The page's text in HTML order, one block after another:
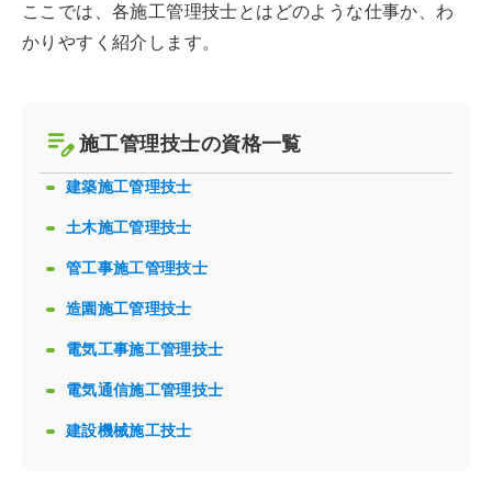
ここでは、各施工管理技士とはどのような仕事か、わ
かりやすく紹介します。
施工管理技士の資格一覧
建築施工管理技士
土木施工管理技士
管工事施工管理技士
造園施工管理技士
電気工事施工管理技士
電気通信施工管理技士
建設機械施工技士